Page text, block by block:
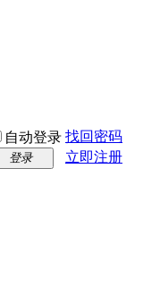
自动登录 找回密码
登录
立即注册